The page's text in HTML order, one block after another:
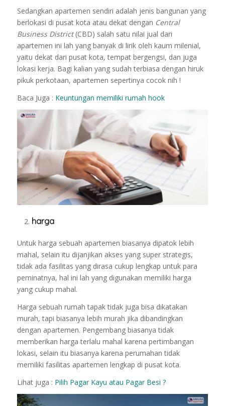
Sedangkan apartemen sendiri adalah jenis bangunan yang
berlokasi di pusat kota atau dekat dengan Central
Business District(CBD) salah satu nilai jual dari
apartemen ini lah yang banyak di lirik oleh kaum milenial,
yaitu dekat dari pusat kota, tempat bergengsi, dan juga
lokasi kerja. Bagi kalian yang sudah terbiasa dengan hiruk
pikuk perkotaan, apartemen sepertinya cocok nih !
Baca Juga : Keuntungan memiliki rumah hook
harga
Untuk harga sebuah apartemen biasanya dipatok lebih
mahal, selain itu dijanjikan akses yang super strategis,
tidak ada fasilitas yang dirasa cukup lengkap untuk para
peminatnya, hal ini lah yang digunakan memiliki harga
yang cukup mahal.
Harga sebuah rumah tapak tidak juga bisa dikatakan
murah, tapi biasanya lebih murah jika dibandingkan
dengan apartemen. Pengembang biasanya tidak
memberikan harga terlalu mahal karena pertimbangan
lokasi, selain itu biasanya karena perumahan tidak
memiliki fasilitas apartemen lengkap di pusat kota.
Lihat juga : Pilih Pagar Kayu atau Pagar Besi ?